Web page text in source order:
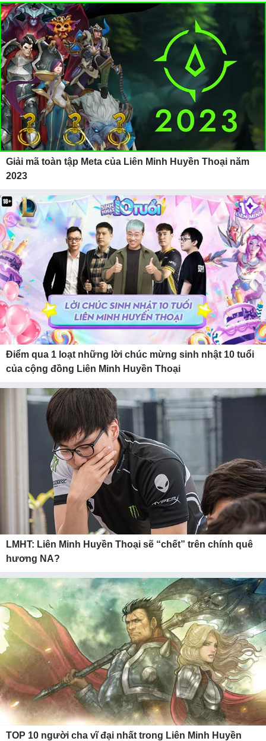
Giải mã toàn tập Meta của Liên Minh Huyền Thoại năm
2023
Điểm qua 1 loạt những lời chúc mừng sinh nhật 10 tuổi
của cộng đồng Liên Minh Huyền Thoại
LMHT: Liên Minh Huyền Thoại sẽ “chết” trên chính quê
hương NA?
TOP 10 người cha vĩ đại nhất trong Liên Minh Huyền